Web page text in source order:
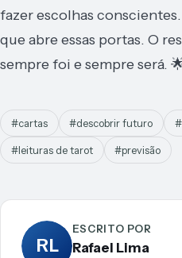
fazer escolhas
que abre essas portas. O
sempre foi e sempre será.
#cartas #descobrir futuro
#leituras de tarot #previsão
RL
ESCRITO POR
Rafael Lima